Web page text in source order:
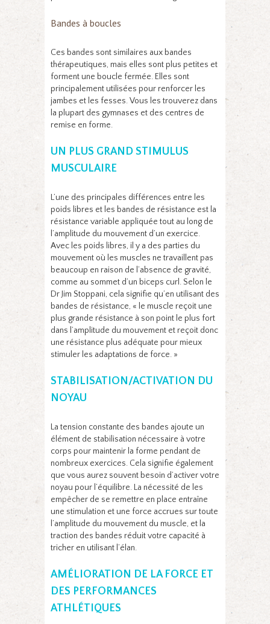
Bandes à boucles
Ces bandes sont similaires aux bandes
thérapeutiques, mais elles sont plus petites et
forment une boucle fermée. Elles sont
principalement utilisées pour renforcer les
jambes et les fesses. Vous les trouverez dans
la plupart des gymnases et des centres de
remise en forme.
UN PLUS GRAND STIMULUS
MUSCULAIRE
L’une des principales différences entre les
poids libres et les bandes de résistance est la
résistance variable appliquée tout au long de
l’amplitude du mouvement d’un exercice.
Avec les poids libres, il y a des parties du
mouvement où les muscles ne travaillent pas
beaucoup en raison de l’absence de gravité,
comme au sommet d’un biceps curl. Selon le
Dr Jim Stoppani, cela signifie qu’en utilisant des
bandes de résistance, « le muscle reçoit une
plus grande résistance à son point le plus fort
dans l’amplitude du mouvement et reçoit donc
une résistance plus adéquate pour mieux
stimuler les adaptations de force. »
STABILISATION/ACTIVATION DU
NOYAU
La tension constante des bandes ajoute un
élément de stabilisation nécessaire à votre
corps pour maintenir la forme pendant de
nombreux exercices. Cela signifie également
que vous aurez souvent besoin d’activer votre
noyau pour l’équilibre. La nécessité de les
empêcher de se remettre en place entraîne
une stimulation et une force accrues sur toute
l’amplitude du mouvement du muscle, et la
traction des bandes réduit votre capacité à
tricher en utilisant l’élan.
AMÉLIORATION DE LA FORCE ET
DES PERFORMANCES
ATHLÉTIQUES